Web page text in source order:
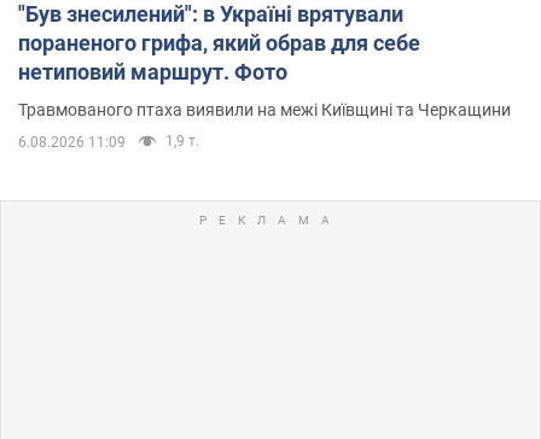
"Був знесилений": в Україні врятували
пораненого грифа, який обрав для себе
нетиповий маршрут. Фото
Травмованого птаха виявили на межі Київщині та Черкащини
6.08.2026 11:09 1,9 т.